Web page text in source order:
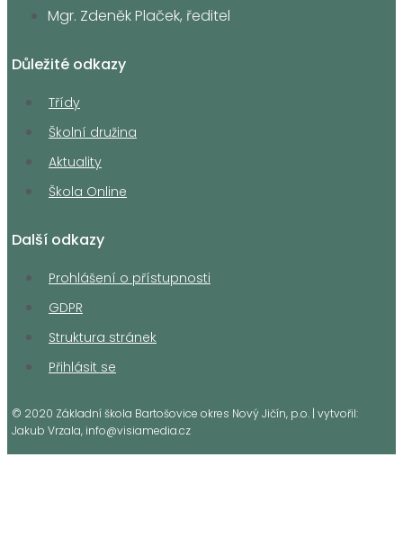
Mgr. Zdeněk Plaček, ředitel
Důležité odkazy
Třídy
Školní družina
Aktuality
Škola Online
Další odkazy
Prohlášení o přístupnosti
GDPR
Struktura stránek
Přihlásit se
© 2020 Základní škola Bartošovice okres Nový Jičín, p.o. | vytvořil:
Jakub Vrzala, info@visiamedia.cz